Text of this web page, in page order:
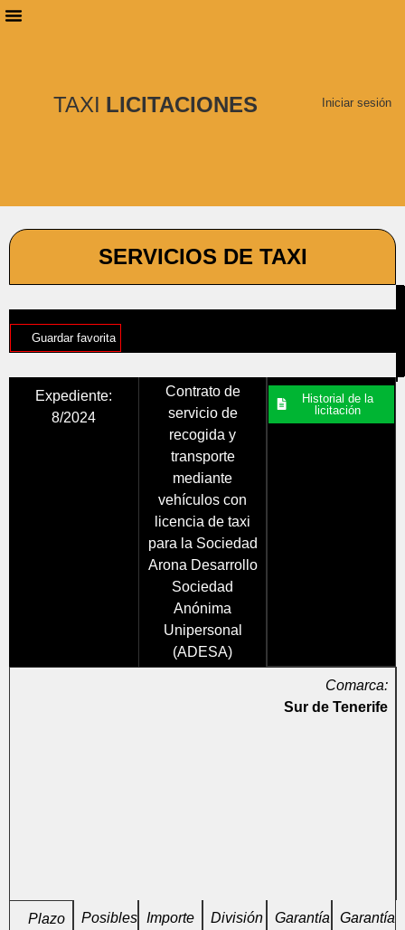
TAXI LICITACIONES Iniciar sesión
SERVICIOS DE TAXI
Guardar favorita
Expediente:
8/2024
Contrato de
servicio de
recogida y
transporte
mediante
vehículos con
licencia de taxi
para la Sociedad
Arona Desarrollo
Sociedad
Anónima
Unipersonal
(ADESA)
Historial de la
licitación
Comarca:
Sur de Tenerife
Plazo
Posibles
Importe
División
Garantía
Garantía